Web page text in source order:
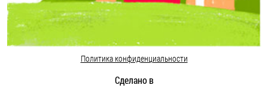
Политика конфиденциальности
Сделано в